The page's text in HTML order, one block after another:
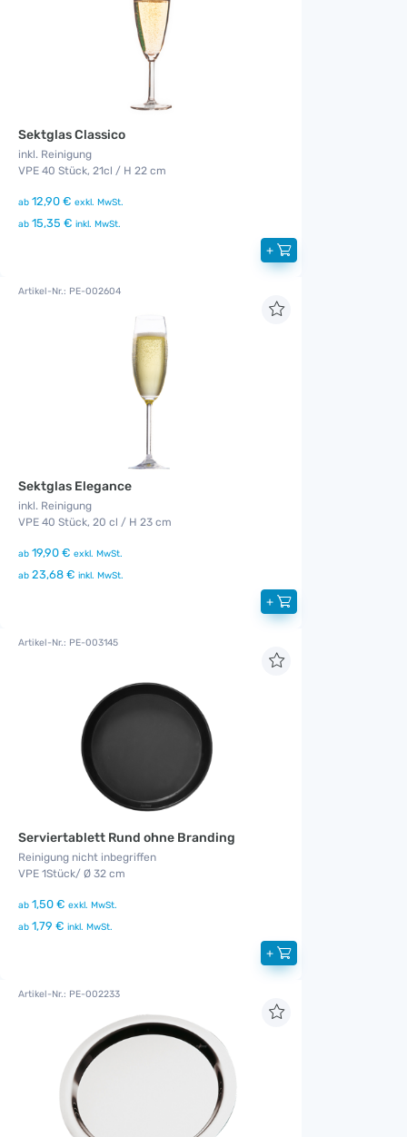
Sektglas Classico
inkl. Reinigung
VPE 40 Stück, 21cl / H 22 cm
ab 12,90 € exkl. MwSt.
ab 15,35 € inkl. MwSt.
+
Artikel-Nr.: PE-002604
Sektglas Elegance
inkl. Reinigung
VPE 40 Stück, 20 cl / H 23 cm
ab 19,90 € exkl. MwSt.
ab 23,68 € inkl. MwSt.
+
Artikel-Nr.: PE-003145
Serviertablett Rund ohne Branding
Reinigung nicht inbegriffen
VPE 1Stück/ Ø 32 cm
ab 1,50 € exkl. MwSt.
ab 1,79 € inkl. MwSt.
+
Artikel-Nr.: PE-002233